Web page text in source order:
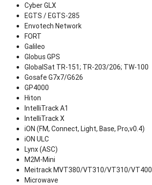
Cyber GLX
EGTS / EGTS-285
Envotech Network
FORT
Galileo
Globus GPS
GlobalSat TR-151; TR-203/206; TW-100
Gosafe G7x7/G626
GP4000
Hiton
IntelliTrack A1
IntelliTrack X
iON (FM, Connect, Light, Base, Pro,v0.4)
iON ULC
Lynx (ASC)
M2M-Mini
Meitrack MVT380/VT310/VT310/VT400
Microwave